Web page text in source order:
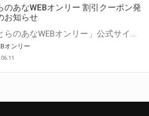
のあなWEBオンリー 割引クーポン発
お知らせ
「とらのあなWEBオンリー」公式サイトでとらのあな通販の「割引クーポン」を配布中！ イベントごとに開催当日限定で使える割引クーポンのシリアルコードを発行します。 とらのあなWEBオンリーのページをチェックして、イベント当日にお得にお買い物を楽しみましょう♪ ※本キャンペーンは予告なく終了する場合がございます。 とらのあなWEBオンリーサイトはこちら
オンリー